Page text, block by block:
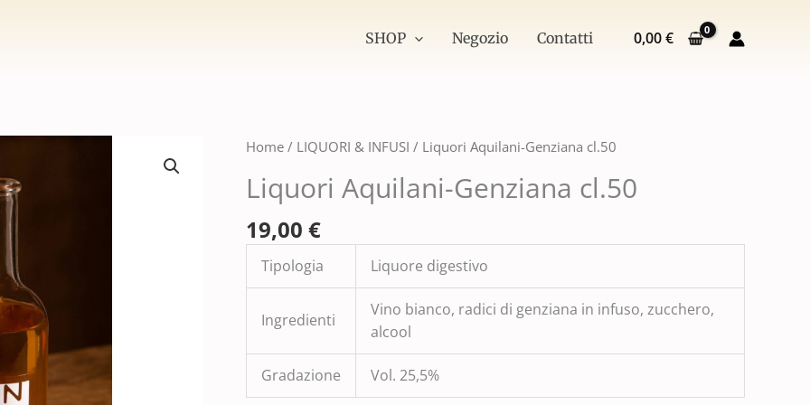
SHOP Negozio Contatti 0,00€
Home / LIQUORI & INFUSI / Liquori Aquilani-Genziana cl.50
Liquori Aquilani-Genziana cl.50
19,00 €
Tipologia Liquore digestivo
Ingredienti
Vino bianco, radici di genziana in infuso, zucchero,
alcool
Gradazione Vol. 25,5%
Liquori
Genziana
quantità
quantità